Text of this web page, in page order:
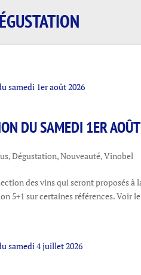
DU SAMEDI 1ER
,Dégustation,Nouveauté,Vinobel
des vins qui seront proposés à
5+1 sur certaines références. Voir